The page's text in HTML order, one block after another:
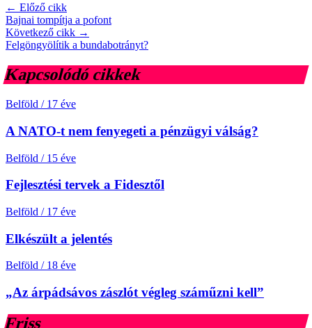
← Előző cikk
Bajnai tompítja a pofont
Következő cikk →
Felgöngyölítik a bundabotrányt?
Kapcsolódó cikkek
Belföld / 17 éve
A NATO-t nem fenyegeti a pénzügyi válság?
Belföld / 15 éve
Fejlesztési tervek a Fidesztől
Belföld / 17 éve
Elkészült a jelentés
Belföld / 18 éve
„Az árpádsávos zászlót végleg száműzni kell”
Friss